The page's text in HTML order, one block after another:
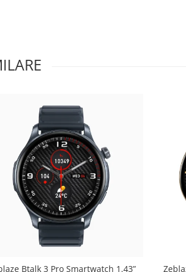
Btalk 3 Pro Smartwatch 1.43”